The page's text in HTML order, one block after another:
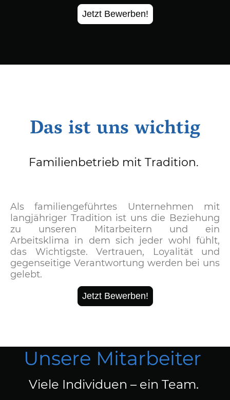
Jetzt Bewerben!
Das ist uns wichtig
Familienbetrieb mit Tradition.
Als familiengeführtes Unternehmen mit
langjähriger Tradition ist uns die Beziehung
zu unseren Mitarbeitern und ein
Arbeitsklima in dem sich jeder wohl fühlt,
das Wichtigste. Vertrauen, Loyalität und
gegenseitige Verantwortung werden bei uns
gelebt.
Jetzt Bewerben!
Unsere Mitarbeiter
Viele Individuen – ein Team.